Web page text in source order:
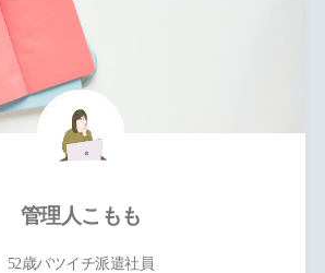
管理人こもも
52歳バツイチ派遣社員